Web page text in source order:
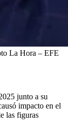
La Hora – EFE
junto a su
impacto en el
las figuras